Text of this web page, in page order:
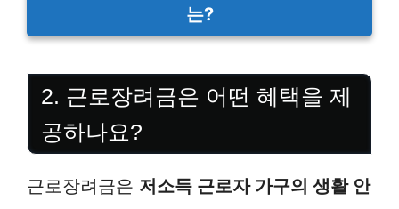
는?
2. 근로장려금은 어떤 혜택을 제
공하나요?
근로장려금은 저소득 근로자 가구의 생활 안